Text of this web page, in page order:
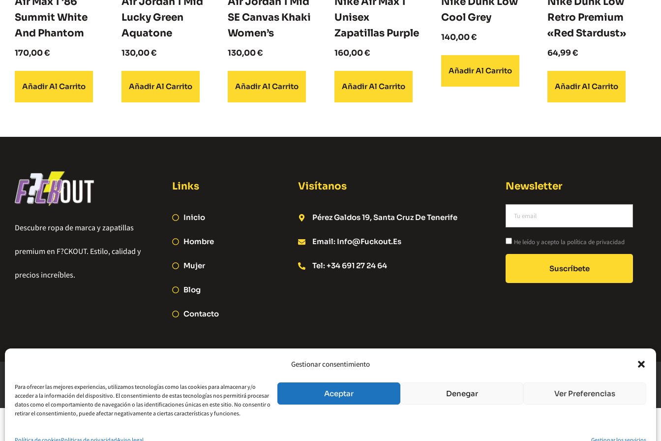
Gestionar consentimiento
Para ofrecer las mejores experiencias, utilizamos tecnologías como las cookies para almacenar y/o
acceder a la información del dispositivo. El consentimiento de estas tecnologías nos permitirá procesar
datos como el comportamiento de navegación o las identificaciones únicas en este sitio. No consentir o
retirar el consentimiento, puede afectar negativamente a ciertas características y funciones.
Aceptar Denegar Ver Preferencias
Summit White
And Phantom
170,00€
Añadir Al Carrito
Lucky Green
Aquatone
130,00€
Añadir Al Carrito
SE Canvas Khaki
Women’s
130,00€
Añadir Al Carrito
Unisex
Zapatillas Purple
160,00€
Añadir Al Carrito
Cool Grey
140,00€
Añadir Al Carrito
Retro Premium
«Red Stardust»
64,99€
Añadir Al Carrito
Descubre ropa de marca y zapatillas
premium en F?CKOUT. Estilo, calidad y
precios increíbles.
Links
Inicio
Hombre
Mujer
Blog
Contacto
Visítanos
Pérez Galdos 19, Santa Cruz De Tenerife
Email: Info@fuckout.es
Tel: +34 691 27 24 64
Newsletter
He leído y acepto la política de privacidad
Suscríbete
©2026 – Hydrometal Canarias SL Política De PrivacidadAviso Legal